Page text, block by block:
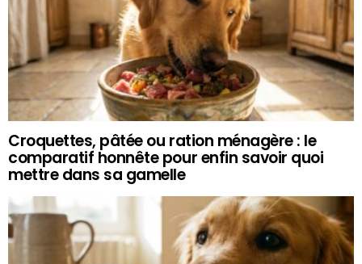
Croquettes, pâtée ou ration ménagère : le
comparatif honnête pour enfin savoir quoi
mettre dans sa gamelle